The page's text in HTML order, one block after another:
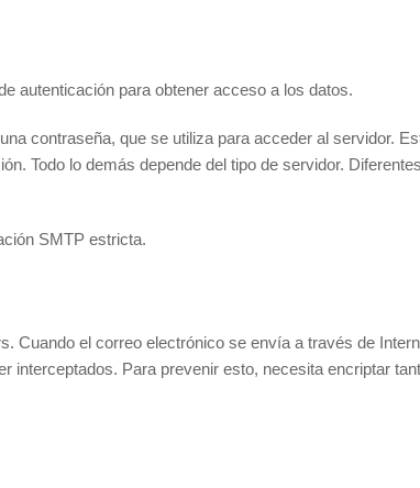
autenticación para obtener acceso a los datos.
contraseña, que se utiliza para acceder al servidor.
Todo lo demás depende del tipo de servidor.
SMTP estricta.
Cuando el correo electrónico se envía a través de
Para prevenir esto, necesita encriptar